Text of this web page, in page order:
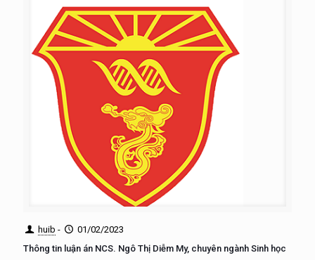
huib -
01/02/2023
Thông tin luận án NCS. Ngô Thị Diễm My, chuyên ngành Sinh học